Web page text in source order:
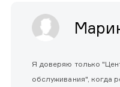
Я доверяю только
обслуживания", когда